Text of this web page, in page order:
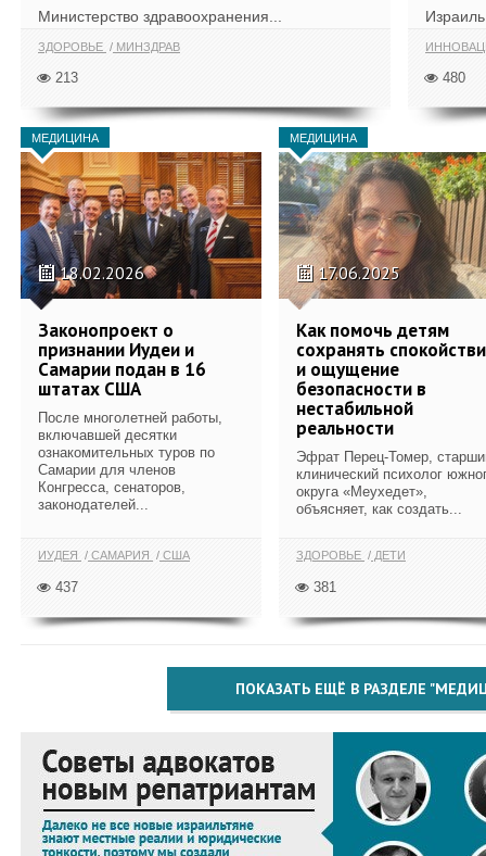
Министерство здравоохранения...
ЗДОРОВЬЕ МИНЗДРАВ
213
Израиль
480
МЕДИЦИНА
18.02.2026
Законопроект о
признании Иудеи и
Самарии подан в 16
штатах США
После многолетней работы,
включавшей десятки
ознакомительных туров по
Самарии для членов
Конгресса, сенаторов,
законодателей...
ИУДЕЯ САМАРИЯ США
437
МЕДИЦИНА
17.06.2025
Как помочь детям
сохранять
и ощущение
безопасности в
нестабильной
реальности
Эфрат Перец-Томер,
клинический психолог
округа «Меухедет»,
объясняет, как создать...
ЗДОРОВЬЕ ДЕТИ
381
ПОКАЗАТЬ ЕЩЁ В РАЗДЕЛЕ